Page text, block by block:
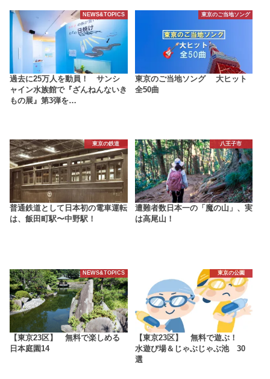
NEWS&TOPICS
過去に25万人を動員！ サンシ
ャイン水族館で『ざんねんないき
もの展』第3弾を…
東京のご当地ソング
東京のご当地ソング 大ヒット
全50曲
東京の鉄道
普通鉄道として日本初の電車運転
は、飯田町駅〜中野駅！
八王子市
遭難者数日本一の「魔の山」、実
は高尾山！
NEWS&TOPICS
【東京23区】 無料で楽しめる
日本庭園14
東京の公園
【東京23区】 無料で遊ぶ！
水遊び場＆じゃぶじゃぶ池 30
選